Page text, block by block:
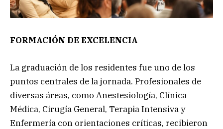
FORMACIÓN DE EXCELENCIA
La graduación de los residentes fue uno de los
puntos centrales de la jornada. Profesionales de
diversas áreas, como Anestesiología, Clínica
Médica, Cirugía General, Terapia Intensiva y
Enfermería con orientaciones críticas, recibieron